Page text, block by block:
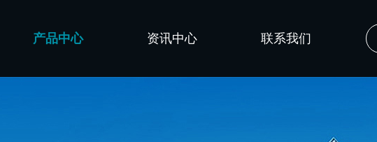
产品中心 资讯中心 联系我们